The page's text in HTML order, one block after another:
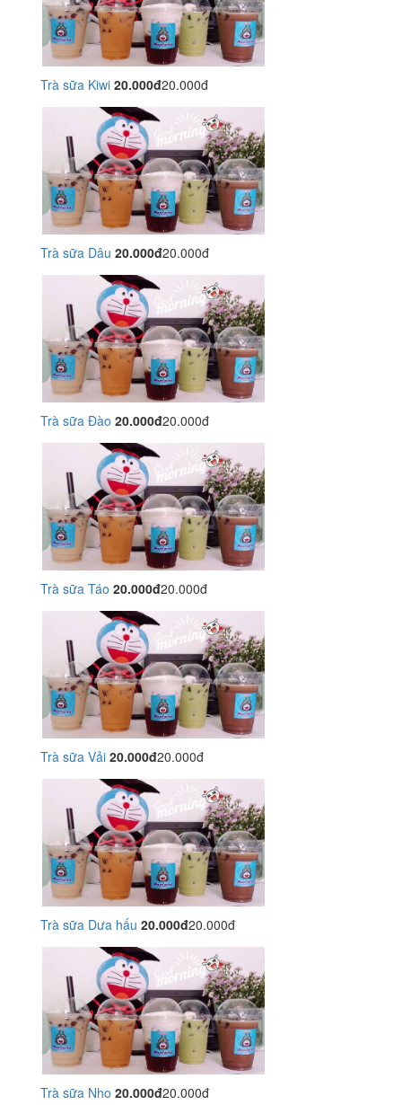
Trà sữa Kiwi 20.000đ20.000đ
Trà sữa Dâu 20.000đ20.000đ
Trà sữa Đào 20.000đ20.000đ
Trà sữa Táo 20.000đ20.000đ
Trà sữa Vải 20.000đ20.000đ
Trà sữa Dưa hấu 20.000đ20.000đ
Trà sữa Nho 20.000đ20.000đ